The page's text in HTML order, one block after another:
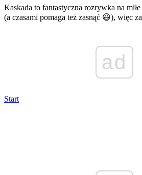
Kaskada to fantastyczna rozrywka na
(a czasami pomaga też zasnąć 😃), więc
ad
Start